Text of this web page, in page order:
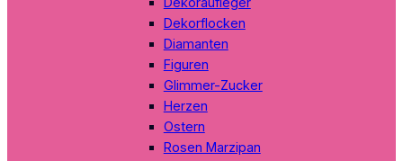
Dekorflocken
Diamanten
Figuren
Glimmer-Zucker
Herzen
Ostern
Rosen Marzipan